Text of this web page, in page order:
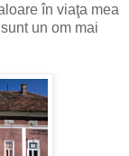
în viaţa mea
un om mai